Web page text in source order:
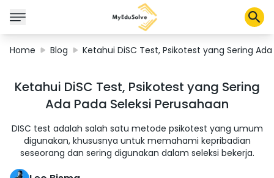
Corporate Solutions
Certifications
About Us
Home Blog Ketahui DiSC Test, Psikotest yang Sering
Ketahui DiSC Test, Psikotest yang Sering
Ada Pada Seleksi Perusahaan
DISC test adalah salah satu metode psikotest yang umum
digunakan, khususnya untuk memahami kepribadian
seseorang dan sering digunakan dalam seleksi bekerja.